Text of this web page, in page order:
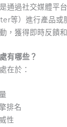
通過社交媒體平
等）進行產品或
，獲得即時反饋
有哪些？
在於：
排名
性